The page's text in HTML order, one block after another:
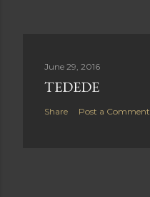
June 29, 2016
TEDEDE
Share Post a Comment